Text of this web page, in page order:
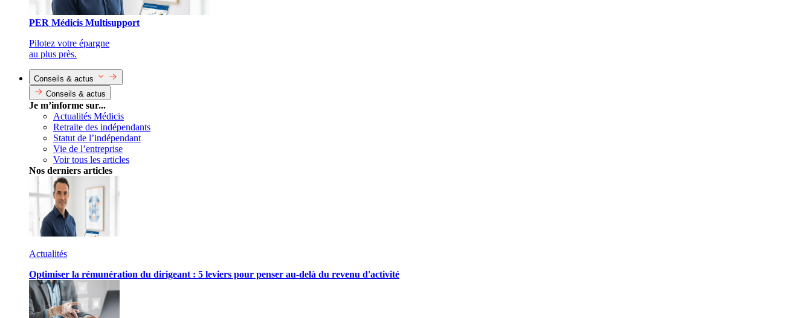
PER Médicis Multisupport
Pilotez votre épargne
au plus près.
Conseils & actus
Conseils & actus
Je m’informe sur...
Actualités Médicis
Retraite des indépendants
Statut de l’indépendant
Vie de l’entreprise
Voir tous les articles
Nos derniers articles
Actualités
Optimiser la rémunération du dirigeant : 5 leviers pour penser au-delà du revenu d'activité